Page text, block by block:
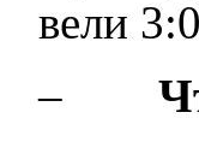
вели
–